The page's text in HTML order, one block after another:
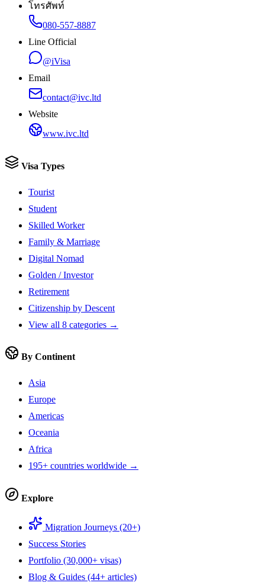
โทรศัพท์
080-557-8887
Line Official
@iVisa
Email
contact@ivc.ltd
Website
www.ivc.ltd
Visa Types
Tourist
Student
Skilled Worker
Family & Marriage
Digital Nomad
Golden / Investor
Retirement
Citizenship by Descent
View all 8 categories →
By Continent
Asia
Europe
Americas
Oceania
Africa
195+ countries worldwide →
Explore
Migration Journeys (20+)
Success Stories
Portfolio (30,000+ visas)
Blog & Guides (44+ articles)